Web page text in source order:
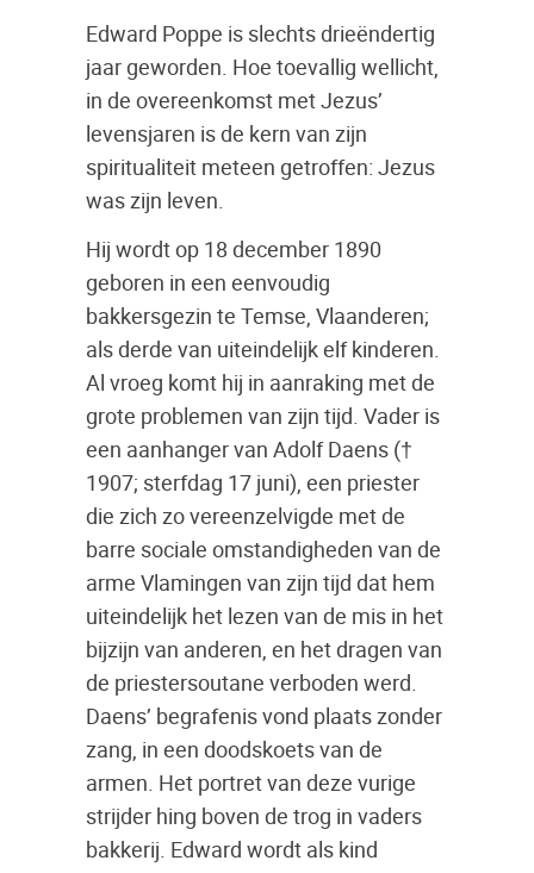
Edward Poppe is slechts drieëndertig
jaar geworden. Hoe toevallig wellicht,
in de overeenkomst met Jezus’
levensjaren is de kern van zijn
spiritualiteit meteen getroffen: Jezus
was zijn leven.
Hij wordt op 18 december 1890
geboren in een eenvoudig
bakkersgezin te Temse, Vlaanderen;
als derde van uiteindelijk elf kinderen.
Al vroeg komt hij in aanraking met de
grote problemen van zijn tijd. Vader is
een aanhanger van Adolf Daens (†
1907; sterfdag 17 juni), een priester
die zich zo vereenzelvigde met de
barre sociale omstandigheden van de
arme Vlamingen van zijn tijd dat hem
uiteindelijk het lezen van de mis in het
bijzijn van anderen, en het dragen van
de priestersoutane verboden werd.
Daens’ begrafenis vond plaats zonder
zang, in een doodskoets van de
armen. Het portret van deze vurige
strijder hing boven de trog in vaders
bakkerij. Edward wordt als kind